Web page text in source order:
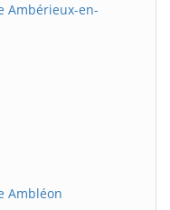
Ambérieux-en-
Ambléon